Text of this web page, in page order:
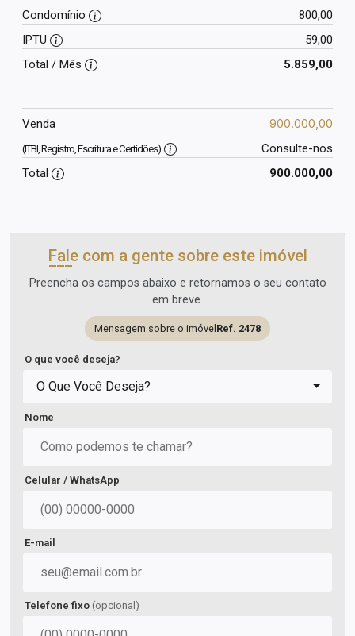
Condomínio
800,00
IPTU
59,00
Total / Mês
5.859,00
Venda 900.000,00
(ITBI, Registro, Escritura e Certidões)
Consulte-nos
Total
900.000,00
Fale com a gente sobre este imóvel
Preencha os campos abaixo e retornamos o seu contato
em breve.
Mensagem sobre o imóvel Ref. 2478
O que você deseja?
O Que Você Deseja?
Nome
Celular / WhatsApp
E-mail
Telefone fixo (opcional)